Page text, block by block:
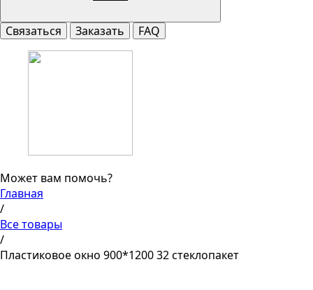
Связаться Заказать FAQ
Может вам помочь?
Главная
/
Все товары
/
Пластиковое окно 900*1200 32 стеклопакет